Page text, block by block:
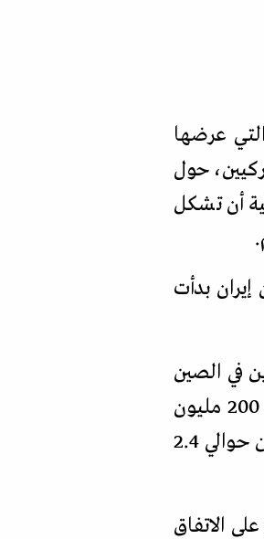
عرضها
حول
أن تشكل
بدأت
في الصين
والهند، بحسب تقرير إسرائيلي أضاف يقول إن التقديرات تشير إلى حيازة إيران كميات من النفط تبلغ 70- 200 مليون
برميل، يمكن ضخها للزبائن خلال 10- 20 يوما. كما أنها زادت بصورة كبيرة إنتاج نفطها لتصدير أكثر من حوالي 2.4
الاتفاق